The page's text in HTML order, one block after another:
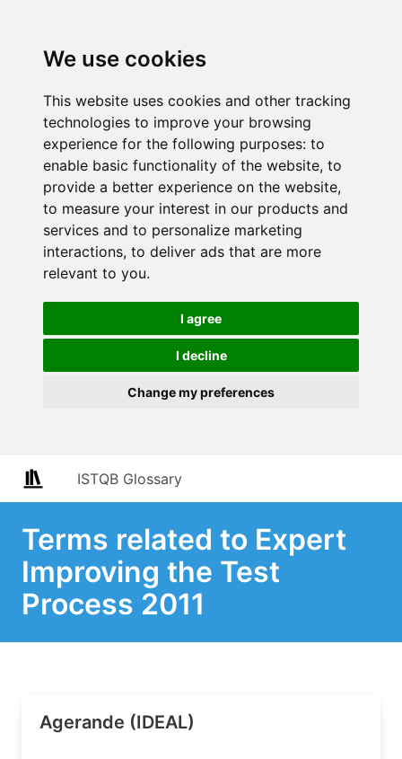
We use cookies
This website uses cookies and other tracking
technologies to improve your browsing
experience for the following purposes: to
enable basic functionality of the website, to
provide a better experience on the website,
to measure your interest in our products and
services and to personalize marketing
interactions, to deliver ads that are more
relevant to you.
I agree
I decline
Change my preferences
ISTQB Glossary
Terms related to Expert
Improving the Test
Process 2011
Agerande (IDEAL)